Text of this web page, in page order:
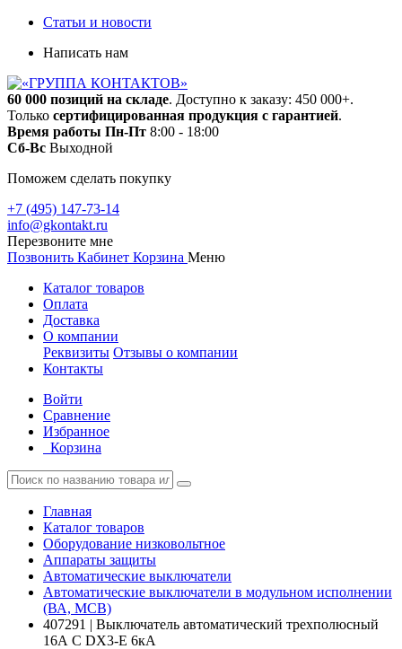
Статьи и новости
Написать нам
60 000 позиций на складе. Доступно к заказу: 450 000+.
Только сертифицированная продукция с гарантией.
Время работы Пн-Пт 8:00 - 18:00
Сб-Вс Выходной
Поможем сделать покупку
+7 (495) 147-73-14
info@gkontakt.ru
Перезвоните мне
Позвонить Кабинет Корзина Меню
Каталог товаров
Оплата
Доставка
О компании
Реквизиты Отзывы о компании
Контакты
Войти
Сравнение
Избранное
Корзина
Главная
Каталог товаров
Оборудование низковольтное
Аппараты защиты
Автоматические выключатели
Автоматические выключатели в модульном исполнении
(ВА, MCB)
407291 | Выключатель автоматический трехполюсный
16А C DX3-E 6кА